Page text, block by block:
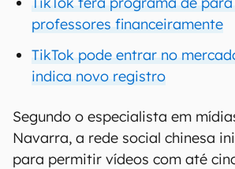
professores financeiramente
TikTok pode entrar no
indica novo registro
Segundo o especialista em
Navarra, a rede social chinesa
para permitir vídeos com até